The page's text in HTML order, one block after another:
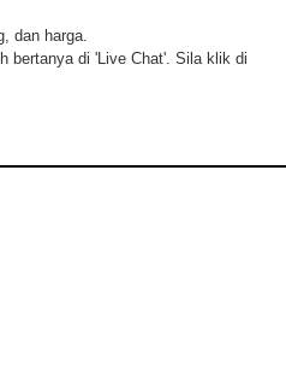
dan harga.
bertanya di 'Live Chat'. Sila klik di